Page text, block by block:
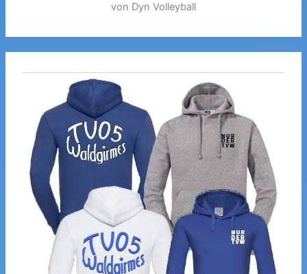
von Dyn Volleyball